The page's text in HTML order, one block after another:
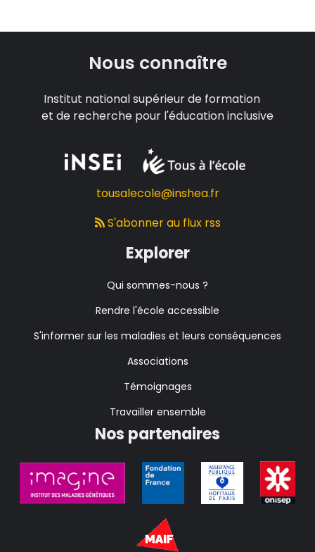
Nous connaître
Institut national supérieur de formation
et de recherche pour l'éducation inclusive
tousalecole@inshea.fr
S'abonner au flux rss
Explorer
Qui sommes-nous ?
Rendre l'école accessible
S'informer sur les maladies et leurs conséquences
Associations
Témoignages
Travailler ensemble
Nos partenaires